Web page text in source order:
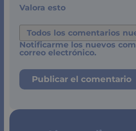
Valora esto
Notificarme los nuevos
correo electrónico.